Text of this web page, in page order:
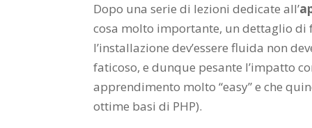
Dopo una serie di lezioni dedicate all’
cosa molto importante, un dettaglio di
l’installazione dev’essere fluida non
faticoso, e dunque pesante l’impatto
apprendimento molto “easy” e che
ottime basi di PHP).